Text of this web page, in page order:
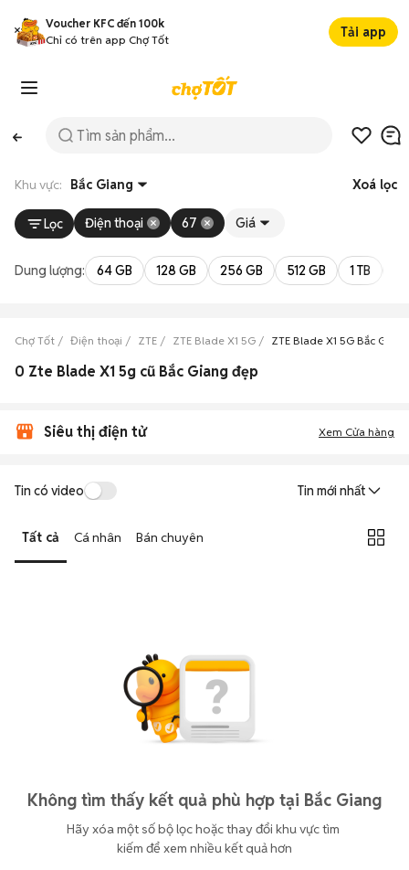
Voucher KFC đến 100k
Chỉ có trên app Chợ Tốt
Tải app
Khu vực: Bắc Giang Xoá lọc
Lọc Điện thoại 67 Giá
Dung lượng: 64 GB 128 GB 256 GB 512 GB 1 TB
Chợ Tốt Điện thoại ZTE ZTE Blade X1 5G ZTE Blade X1 5G Bắc Giang
0 Zte Blade X1 5g cũ Bắc Giang đẹp
Siêu thị điện tử Xem Cửa hàng
Tin có video Tin mới nhất
Tất cả Cá nhân Bán chuyên
Không tìm thấy kết quả phù hợp tại Bắc Giang
Hãy xóa một số bộ lọc hoặc thay đổi khu vực tìm
kiếm để xem nhiều kết quả hơn